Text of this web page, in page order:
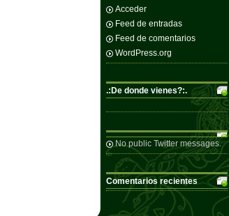
Acceder
Feed de entradas
Feed de comentarios
WordPress.org
.:De donde vienes?:.
No public Twitter messages.
Comentarios recientes